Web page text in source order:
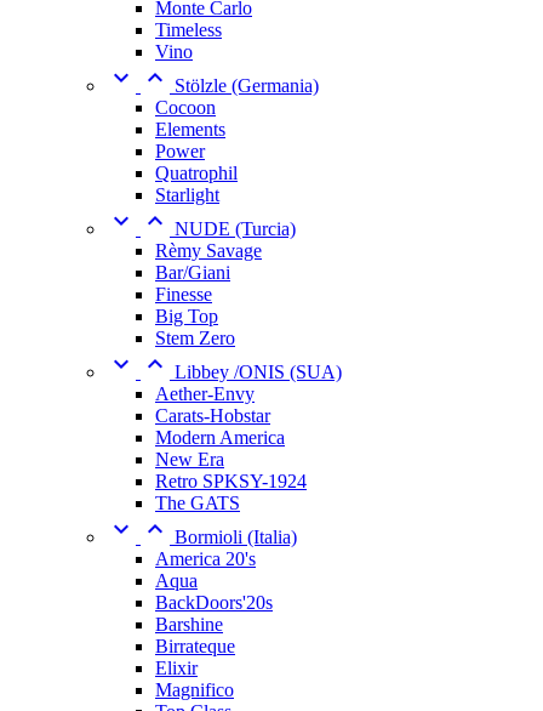
Monte Carlo
Timeless
Vino
 
Stölzle (Germania)
Cocoon
Elements
Power
Quatrophil
Starlight
  NUDE (Turcia)
Rèmy Savage
Bar/Giani
Finesse
Big Top
Stem Zero
  Libbey /ONIS (SUA)
Aether-Envy
Carats-Hobstar
Modern America
New Era
Retro SPKSY-1924
The GATS
  Bormioli (Italia)
America 20's
Aqua
BackDoors'20s
Barshine
Birrateque
Elixir
Magnifico